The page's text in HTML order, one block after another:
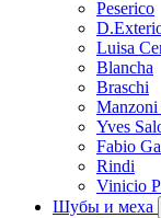
Peserico
Luisa
Blancha
Braschi
Manzoni
Yves
Fabio
Rindi
Vinicio
Шубы и меха